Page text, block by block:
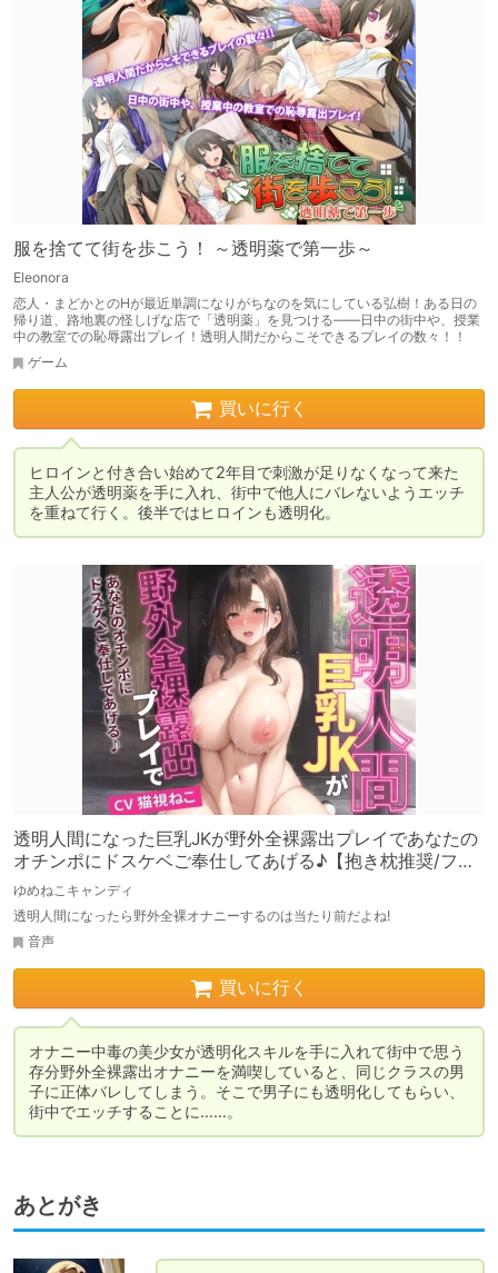
服を捨てて街を歩こう！ ～透明薬で第一歩～
Eleonora
恋人・まどかとのHが最近単調になりがちなのを気にしている弘樹！ある日の
帰り道、路地裏の怪しげな店で「透明薬」を見つける――日中の街中や、授業
中の教室での恥辱露出プレイ！透明人間だからこそできるプレイの数々！！
ゲーム
買いに行く
ヒロインと付き合い始めて2年目で刺激が足りなくなって来た
主人公が透明薬を手に入れ、街中で他人にバレないようエッチ
を重ねて行く。後半ではヒロインも透明化。
透明人間になった巨乳JKが野外全裸露出プレイであなたの
オチンポにドスケベご奉仕してあげる♪【抱き枕推奨/ファ
ンタジー/処女】
ゆめねこキャンディ
透明人間になったら野外全裸オナニーするのは当たり前だよね!
音声
買いに行く
オナニー中毒の美少女が透明化スキルを手に入れて街中で思う
存分野外全裸露出オナニーを満喫していると、同じクラスの男
子に正体バレしてしまう。そこで男子にも透明化してもらい、
街中でエッチすることに……。
あとがき